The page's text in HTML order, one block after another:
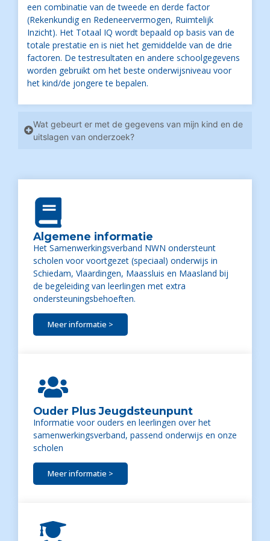
een combinatie van de tweede en derde factor
(Rekenkundig en Redeneervermogen, Ruimtelijk
Inzicht). Het Totaal IQ wordt bepaald op basis van de
totale prestatie en is niet het gemiddelde van de drie
factoren. De testresultaten en andere schoolgegevens
worden gebruikt om het beste onderwijsniveau voor
het kind/de jongere te bepalen.
Wat gebeurt er met de gegevens van mijn kind en de
uitslagen van onderzoek?
Algemene informatie
Het Samenwerkingsverband NWN ondersteunt
scholen voor voortgezet (speciaal) onderwijs in
Schiedam, Vlaardingen, Maassluis en Maasland bij
de begeleiding van leerlingen met extra
ondersteuningsbehoeften.
Meer informatie >
Ouder Plus Jeugdsteunpunt
Informatie voor ouders en leerlingen over het
samenwerkingsverband, passend onderwijs en onze
scholen
Meer informatie >